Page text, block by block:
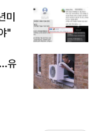
미
"
유